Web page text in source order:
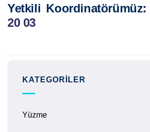
Yetkili Koordinatörümüz:
20 03
KATEGORILER
Yüzme